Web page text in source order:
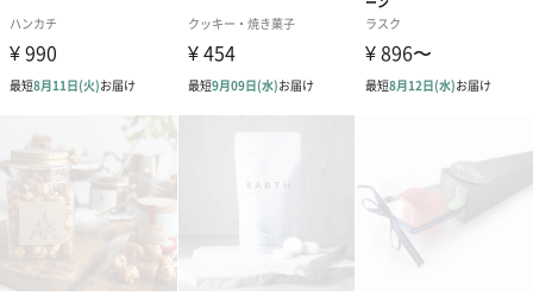
商品と同梱してお届けいたします。
ブライダルロリポップ
ドレス（いちご味)
ブライダルロリポップ
タキシード（コーラ味)
ンドタオル・